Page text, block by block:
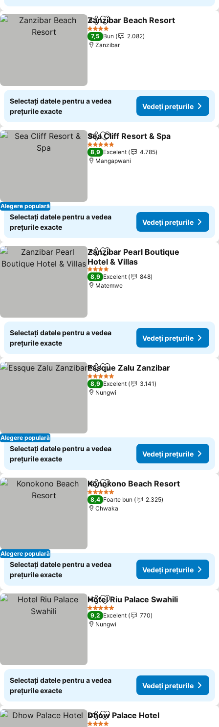
DistribuițiAdăugaţi la favorite
Zanzibar Beach Resort
4 Stele
7,5 Bun
2.082
Zanzibar
Selectați datele pentru a vedea
prețurile exacte
Vedeți prețurile
Alegere populară
DistribuițiAdăugaţi la favorite
Sea Cliff Resort & Spa
5 Stele
8,9 Excelent
4.785
Mangapwani
Selectați datele pentru a vedea
prețurile exacte
Vedeți prețurile
DistribuițiAdăugaţi la favorite
Zanzibar Pearl Boutique
Hotel & Villas
4 Stele
8,9 Excelent
848
Matemwe
Selectați datele pentru a vedea
prețurile exacte
Vedeți prețurile
Alegere populară
DistribuițiAdăugaţi la favorite
Essque Zalu Zanzibar
5 Stele
8,9 Excelent
3.141
Nungwi
Selectați datele pentru a vedea
prețurile exacte
Vedeți prețurile
Alegere populară
DistribuițiAdăugaţi la favorite
Konokono Beach Resort
5 Stele
8,4 Foarte bun
2.325
Chwaka
Selectați datele pentru a vedea
prețurile exacte
Vedeți prețurile
DistribuițiAdăugaţi la favorite
Hotel Riu Palace Swahili
5 Stele
9,2 Excelent
770
Nungwi
Selectați datele pentru a vedea
prețurile exacte
Vedeți prețurile
DistribuițiAdăugaţi la favorite
Dhow Palace Hotel